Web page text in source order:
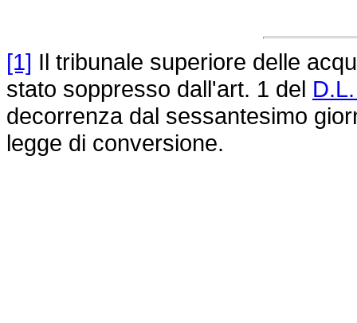
[1] Il tribunale superiore delle
stato soppresso dall'art. 1 del
decorrenza dal sessantesimo
legge di conversione.